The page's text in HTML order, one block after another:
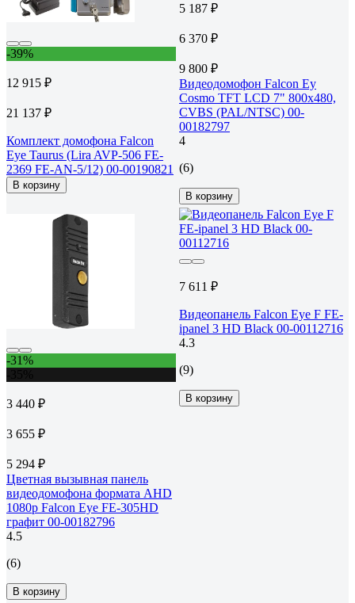
-39%
12 915 ₽
21 137 ₽
Комплект домофона Falcon
Eye Taurus (Lira AVP-506 FE-
2369 FE-AN-5/12) 00-00190821
В корзину
5 187 ₽
6 370 ₽
9 800 ₽
Видеодомофон Falcon Ey
Cosmo TFT LCD 7" 800x480,
CVBS (PAL/NTSC) 00-
00182797
4
(6)
В корзину
-31%
3 440 ₽
3 655 ₽
5 294 ₽
Цветная вызывная панель
видеодомофона формата AHD
1080p Falcon Eye FE-305HD
графит 00-00182796
4.5
(6)
В корзину
7 611 ₽
Видеопанель Falcon Eye F FE-
ipanel 3 HD Black 00-00112716
4.3
(9)
В корзину